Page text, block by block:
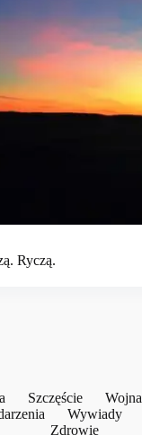
Ryczą.
Szczęście Wojna
Wywiady
Zdrowie